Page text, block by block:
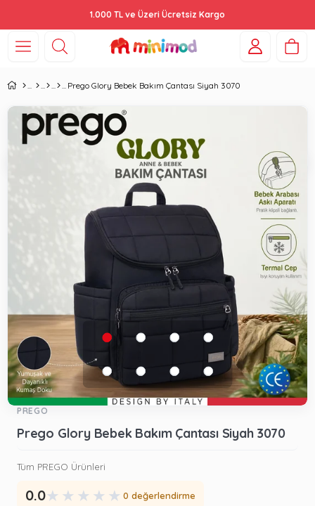
1.000 TL ve Üzeri Ücretsiz Kargo
Prego Glory Bebek Bakım Çantası Siyah 3070
PREGO
Prego Glory Bebek Bakım Çantası Siyah 3070
Tüm PREGO Ürünleri
0.0★ ★ ★ ★ ★ 0 değerlendirme